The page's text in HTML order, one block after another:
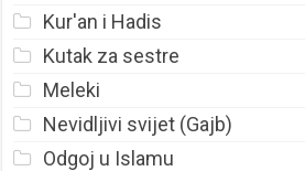
Kur'an i Hadis
Kutak za sestre
Meleki
Nevidljivi svijet (Gajb)
Odgoj u Islamu